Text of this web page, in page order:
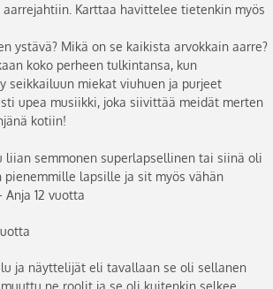
Karttaa havittelee tietenkin myös
ystävä? Mikä on se kaikista arvokkain aarre?
koko perheen tulkintansa, kun
seikkailuun miekat viuhuen ja purjeet
upea musiikki, joka siivittää meidät merten
kotiin!
semmonen superlapsellinen tai siinä oli
lapsille ja sit myös vähän
12 vuotta
ja näyttelijät eli tavallaan se oli sellanen
ne roolit ja se oli kuitenkin selkee